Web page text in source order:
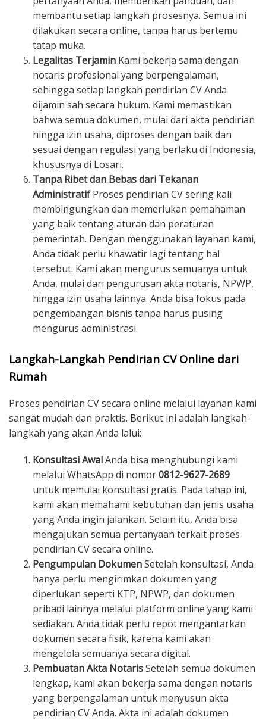
membantu setiap langkah prosesnya. Semua ini
dilakukan secara online, tanpa harus bertemu
tatap muka.
Legalitas Terjamin Kami bekerja sama dengan
notaris profesional yang berpengalaman,
sehingga setiap langkah pendirian CV Anda
dijamin sah secara hukum. Kami memastikan
bahwa semua dokumen, mulai dari akta pendirian
hingga izin usaha, diproses dengan baik dan
sesuai dengan regulasi yang berlaku di Indonesia,
khususnya di Losari.
Tanpa Ribet dan Bebas dari Tekanan
AdministratifProses pendirian CV sering kali
membingungkan dan memerlukan pemahaman
yang baik tentang aturan dan peraturan
pemerintah. Dengan menggunakan layanan kami,
Anda tidak perlu khawatir lagi tentang hal
tersebut. Kami akan mengurus semuanya untuk
Anda, mulai dari pengurusan akta notaris, NPWP,
hingga izin usaha lainnya. Anda bisa fokus pada
pengembangan bisnis tanpa harus pusing
mengurus administrasi.
Langkah-Langkah Pendirian CV Online dari
Rumah
Proses pendirian CV secara online melalui layanan kami
sangat mudah dan praktis. Berikut ini adalah langkah-
langkah yang akan Anda lalui:
Konsultasi AwalAnda bisa menghubungi kami
melalui WhatsApp di nomor0812-9627-2689
untuk memulai konsultasi gratis. Pada tahap ini,
kami akan memahami kebutuhan dan jenis usaha
yang Anda ingin jalankan. Selain itu, Anda bisa
mengajukan semua pertanyaan terkait proses
pendirian CV secara online.
Pengumpulan DokumenSetelah konsultasi, Anda
hanya perlu mengirimkan dokumen yang
diperlukan seperti KTP, NPWP, dan dokumen
pribadi lainnya melalui platform online yang kami
sediakan. Anda tidak perlu repot mengantarkan
dokumen secara fisik, karena kami akan
mengelola semuanya secara digital.
Pembuatan Akta NotarisSetelah semua dokumen
lengkap, kami akan bekerja sama dengan notaris
yang berpengalaman untuk menyusun akta
pendirian CV Anda. Akta ini adalah dokumen